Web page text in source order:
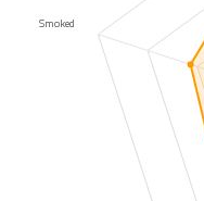
Smoked